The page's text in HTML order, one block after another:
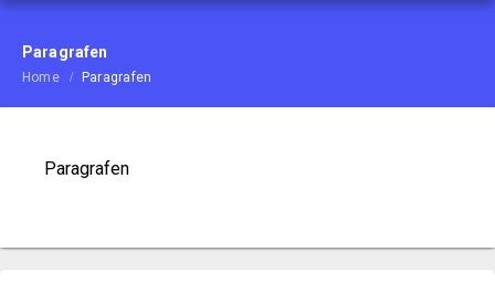
Paragrafen
Home Paragrafen
Paragrafen